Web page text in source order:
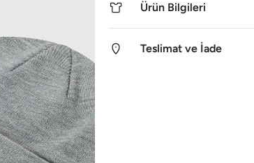
Ürün Bilgileri
Teslimat ve İade